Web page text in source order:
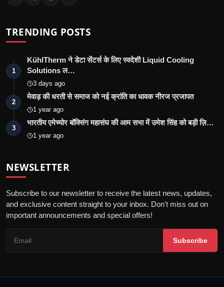
TRENDING POSTS
1
KühlTherm ने डेटा सेंटर्स के लिए स्वदेशी Liquid Cooling
Solutions ल…
3 days ago
2
मेवाड़ की धरती से समाज को नई क्रांति का धावक नीरज प्रजापत
1 year ago
3
भारतीय एमेच्योर बॉक्सिंग महासंघ की आम सभा में उमेश सिंह को बड़ी ज़ि…
1 year ago
NEWSLETTER
Subscribe to our newsletter to receive the latest news, updates,
and exclusive content straight to your inbox. Don't miss out on
important announcements and special offers!
Subscribe